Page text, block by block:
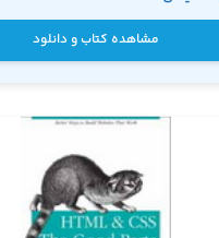
مشاهده کتاب و دانلود